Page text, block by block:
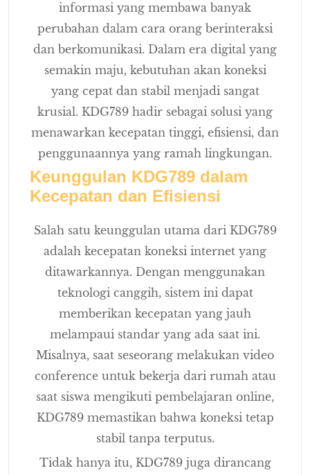
informasi yang membawa banyak
perubahan dalam cara orang berinteraksi
dan berkomunikasi. Dalam era digital yang
semakin maju, kebutuhan akan koneksi
yang cepat dan stabil menjadi sangat
krusial. KDG789 hadir sebagai solusi yang
menawarkan kecepatan tinggi, efisiensi, dan
penggunaannya yang ramah lingkungan.
Keunggulan KDG789 dalam
Kecepatan dan Efisiensi
Salah satu keunggulan utama dari KDG789
adalah kecepatan koneksi internet yang
ditawarkannya. Dengan menggunakan
teknologi canggih, sistem ini dapat
memberikan kecepatan yang jauh
melampaui standar yang ada saat ini.
Misalnya, saat seseorang melakukan video
conference untuk bekerja dari rumah atau
saat siswa mengikuti pembelajaran online,
KDG789 memastikan bahwa koneksi tetap
stabil tanpa terputus.
Tidak hanya itu, KDG789 juga dirancang